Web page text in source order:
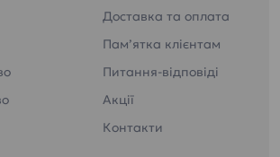
Доставка та оплата
Пам’ятка клієнтам
Питання-відповіді
Акції
Контакти